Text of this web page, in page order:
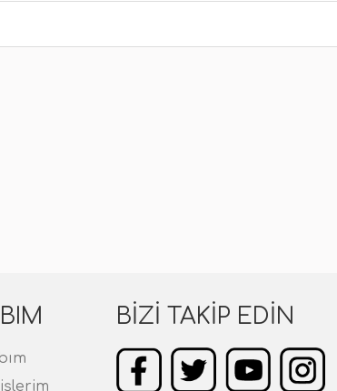
BIZI TAKIP EDIN